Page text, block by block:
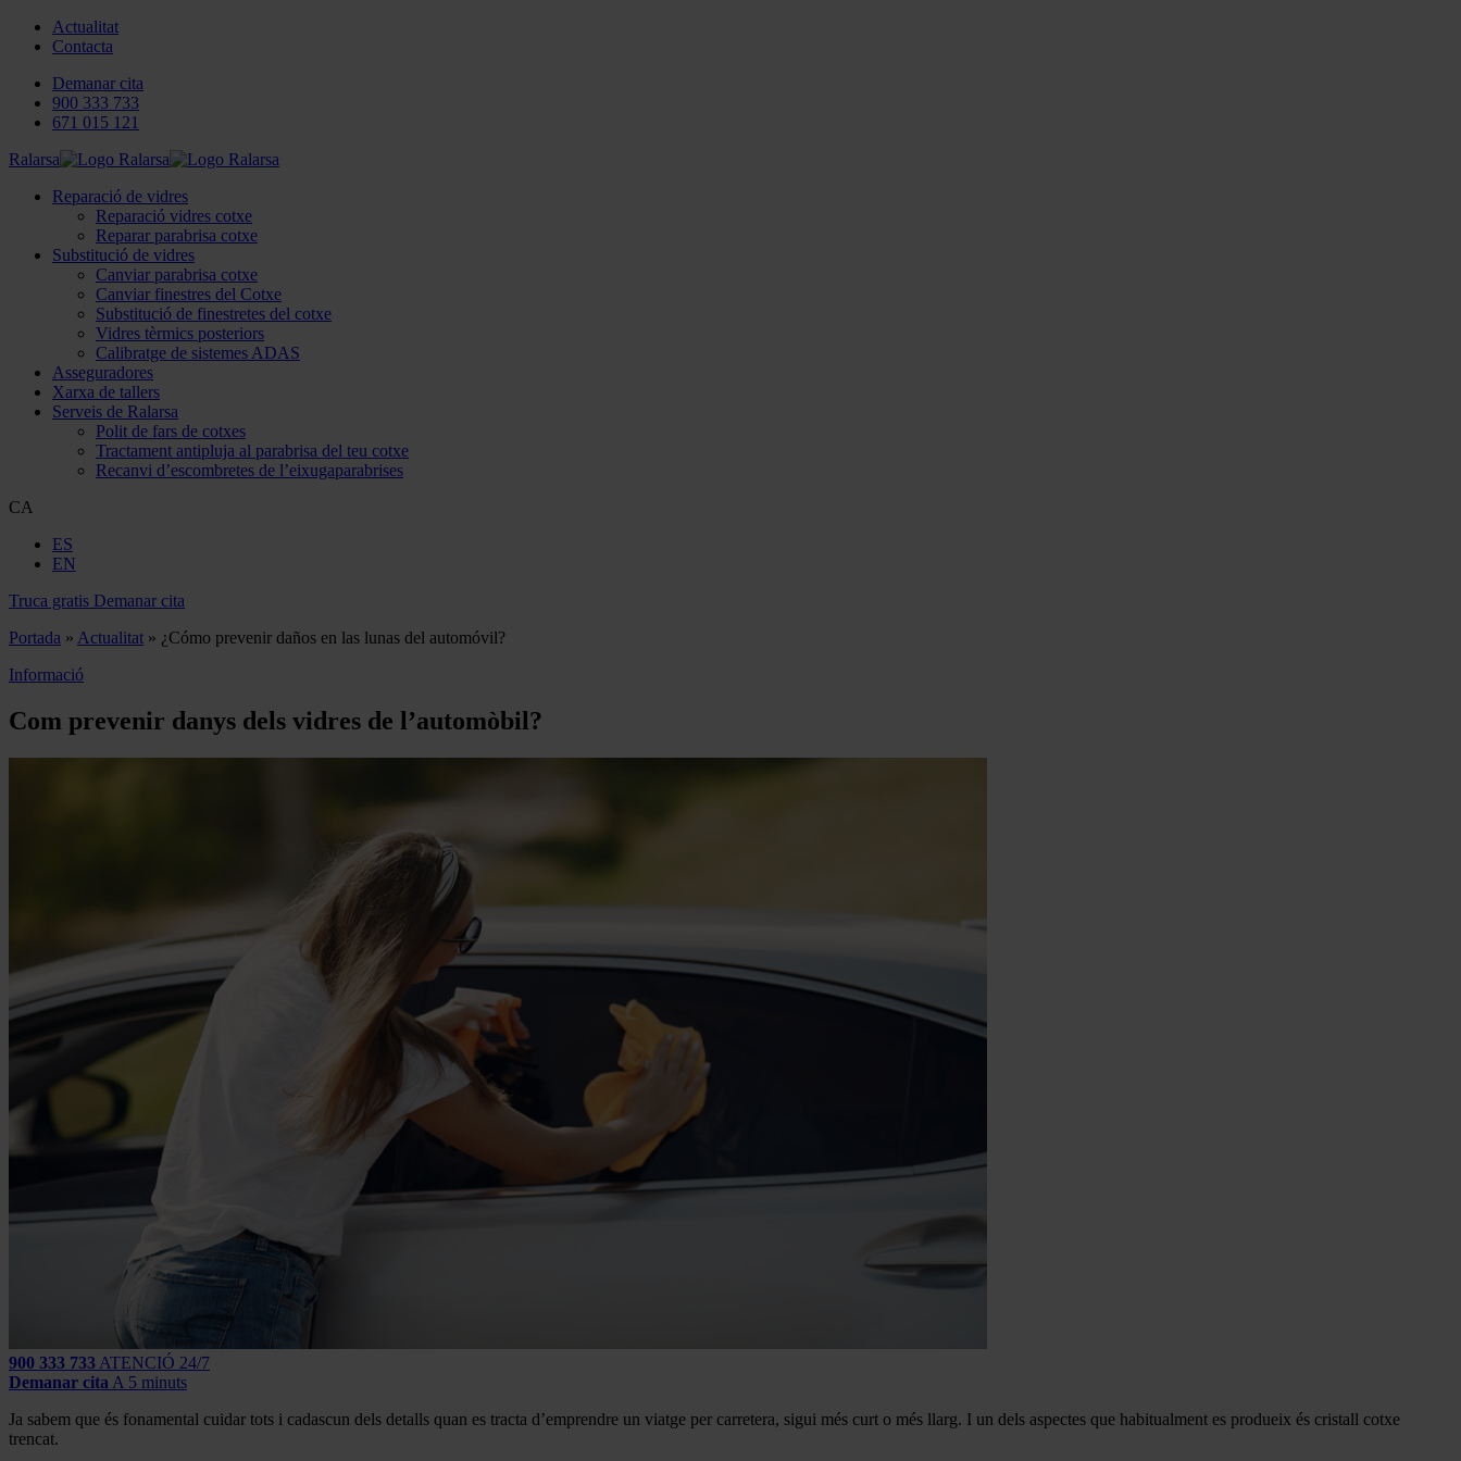
Actualitat
Contacta
Demanar cita
900 333 733
671 015 121
Ralarsa
Reparació de vidres
Reparació vidres cotxe
Reparar parabrisa cotxe
Substitució de vidres
Canviar parabrisa cotxe
Canviar finestres del Cotxe
Substitució de finestretes del cotxe
Vidres tèrmics posteriors
Calibratge de sistemes ADAS
Asseguradores
Xarxa de tallers
Serveis de Ralarsa
Polit de fars de cotxes
Tractament antipluja al parabrisa del teu cotxe
Recanvi d’escombretes de l’eixugaparabrises
CA
ES
EN
Truca gratis Demanar cita
Portada » Actualitat » ¿Cómo prevenir daños en las lunas del automóvil?
Informació
Com prevenir danys dels vidres de l’automòbil?
900 333 733 ATENCIÓ 24/7
Demanar cita A 5 minuts
Ja sabem que és fonamental cuidar tots i cadascun dels detalls quan es tracta d’emprendre un viatge per carretera, sigui més curt o més llarg. I un dels aspectes que habitualment es produeix és cristall cotxe
trencat.